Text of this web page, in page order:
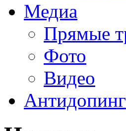
Медиа
Прямые
Фото
Видео
Антидопинг